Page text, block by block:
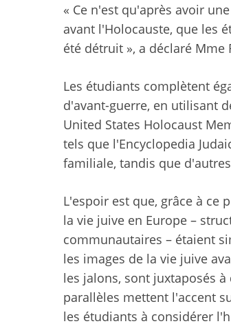
« Ce n'est qu'après avoir
avant l'Holocauste, que les
été détruit », a déclaré Mme
Les étudiants complètent
d'avant-guerre, en utilisant
United States Holocaust
tels que l'Encyclopedia
familiale, tandis que
L'espoir est que, grâce à ce
la vie juive en Europe –
communautaires – étaient
les images de la vie juive
les jalons, sont juxtaposés
parallèles mettent l'accent
les étudiants à considérer